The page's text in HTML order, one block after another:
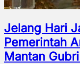
Jelang Hari
Pemerintah
Mantan